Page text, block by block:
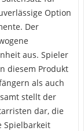
Option
Der
aus. Spieler
diesem Produkt
als auch
stellt der
dar, die
Spielbarkeit